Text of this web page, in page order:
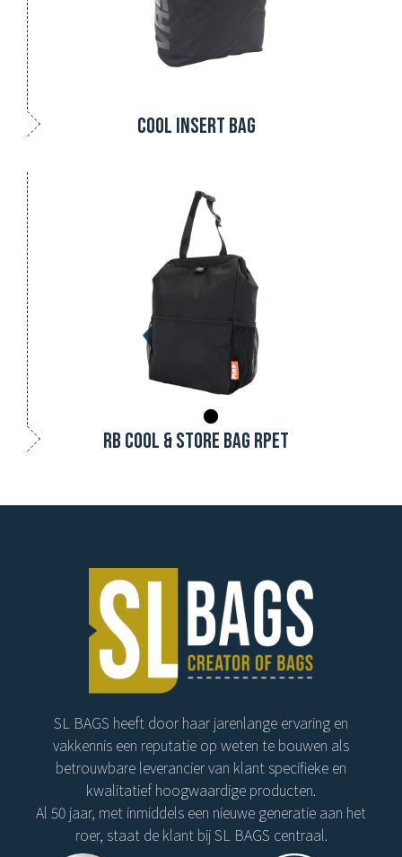
COOL INSERT BAG
RB COOL & STORE BAG RPET
SL BAGS heeft door haar jarenlange ervaring en
vakkennis een reputatie op weten te bouwen als
betrouwbare leverancier van klant specifieke en
kwalitatief hoogwaardige producten.
Al 50 jaar, met inmiddels een nieuwe generatie aan het
roer, staat de klant bij SL BAGS centraal.